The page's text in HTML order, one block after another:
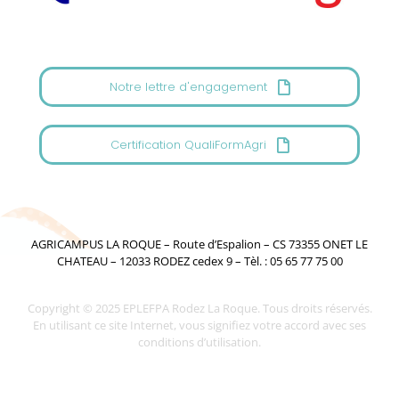
Notre lettre d'engagement
Certification QualiFormAgri
AGRICAMPUS LA ROQUE – Route d’Espalion – CS 73355 ONET LE
CHATEAU – 12033 RODEZ cedex 9 – Tèl. : 05 65 77 75 00
Copyright © 2025 EPLEFPA Rodez La Roque. Tous droits réservés.
En utilisant ce site Internet, vous signifiez votre accord avec ses
conditions d’utilisation.